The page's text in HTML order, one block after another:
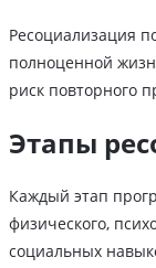
Ресоциализация
полноценной
риск повторного
Этапы
Каждый этап
физического,
социальных